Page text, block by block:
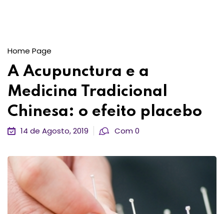
Home Page
A Acupunctura e a
Medicina Tradicional
Chinesa: o efeito placebo
14 de Agosto, 2019 Com 0